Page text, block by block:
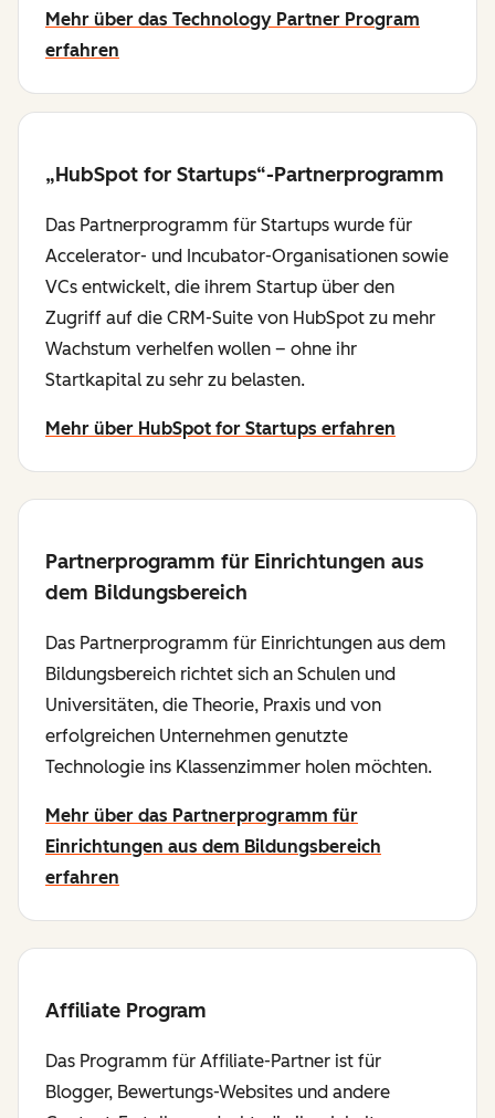
Mehr über das Technology Partner Program
erfahren
„HubSpot for Startups“-Partnerprogramm
Das Partnerprogramm für Startups wurde für
Accelerator- und Incubator-Organisationen sowie
VCs entwickelt, die ihrem Startup über den
Zugriff auf die CRM-Suite von HubSpot zu mehr
Wachstum verhelfen wollen – ohne ihr
Startkapital zu sehr zu belasten.
Mehr über HubSpot for Startups erfahren
Partnerprogramm für Einrichtungen aus
dem Bildungsbereich
Das Partnerprogramm für Einrichtungen aus dem
Bildungsbereich richtet sich an Schulen und
Universitäten, die Theorie, Praxis und von
erfolgreichen Unternehmen genutzte
Technologie ins Klassenzimmer holen möchten.
Mehr über das Partnerprogramm für
Einrichtungen aus dem Bildungsbereich
erfahren
Affiliate Program
Das Programm für Affiliate-Partner ist für
Blogger, Bewertungs-Websites und andere